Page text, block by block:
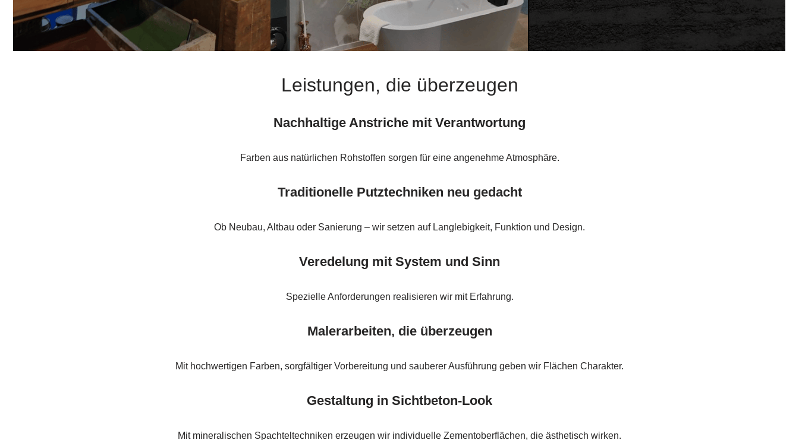
Leistungen, die überzeugen
Nachhaltige Anstriche mit Verantwortung
Farben aus natürlichen Rohstoffen sorgen für eine angenehme Atmosphäre.
Traditionelle Putztechniken neu gedacht
Ob Neubau, Altbau oder Sanierung – wir setzen auf Langlebigkeit, Funktion und Design.
Veredelung mit System und Sinn
Spezielle Anforderungen realisieren wir mit Erfahrung.
Malerarbeiten, die überzeugen
Mit hochwertigen Farben, sorgfältiger Vorbereitung und sauberer Ausführung geben wir Flächen Charakter.
Gestaltung in Sichtbeton-Look
Mit mineralischen Spachteltechniken erzeugen wir individuelle Zementoberflächen, die ästhetisch wirken.